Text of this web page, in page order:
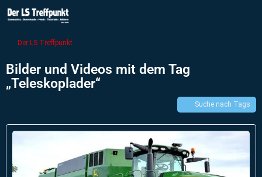
Der LS Treffpunkt
Bilder und Videos mit dem Tag
„Teleskoplader“
Suche nach Tags